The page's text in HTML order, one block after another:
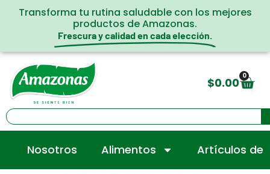
Transforma tu rutina saludable con los mejores
productos de Amazonas.
Frescura y calidad en cada elección.
$0.00 0
Nosotros Alimentos Artículos de